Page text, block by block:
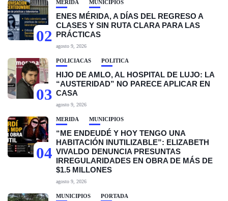
02
MÉRIDA MUNICIPIOS
ENES MÉRIDA, A DÍAS DEL REGRESO A
CLASES Y SIN RUTA CLARA PARA LAS
PRÁCTICAS
agosto 9, 2026
03
POLICIACAS POLÍTICA
HIJO DE AMLO, AL HOSPITAL DE LUJO: LA
“AUSTERIDAD” NO PARECE APLICAR EN
CASA
agosto 9, 2026
04
MÉRIDA MUNICIPIOS
“ME ENDEUDÉ Y HOY TENGO UNA
HABITACIÓN INUTILIZABLE”: ELIZABETH
VIVALDO DENUNCIA PRESUNTAS
IRREGULARIDADES EN OBRA DE MÁS DE
$1.5 MILLONES
agosto 9, 2026
MUNICIPIOS PORTADA